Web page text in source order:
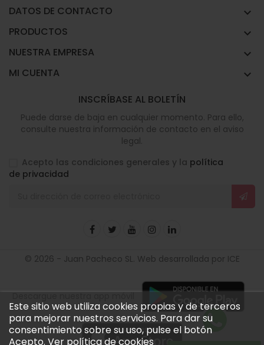
DATOS DE CONTACTO 
PRODUCTOS 
NUESTRA EMPRESA 
MI CUENTA 
Este sitio web utiliza cookies propias y de terceros
para mejorar nuestros servicios. Para dar su
consentimiento sobre su uso, pulse el botón
Acepto. Ver política de cookies
INSCRÍBASE AL BOLETÍN
Puede darse de baja en cualquier momento. Para ello,
consulte nuestra información de contacto en el aviso
legal.
Acepto las condiciones generales y la política
de privacidad
© 2026 - Juan Pacheco SL. Web desarrollada por ICE
Descargue nuestra app móvil